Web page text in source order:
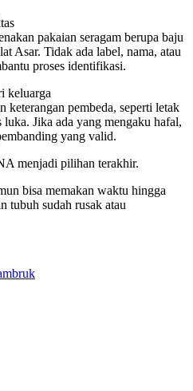
pakaian seragam berupa baju
Asar. Tidak ada label, nama, atau
proses identifikasi.
keluarga
keterangan pembeda, seperti letak
Jika ada yang mengaku hafal,
yang valid.
menjadi pilihan terakhir.
bisa memakan waktu hingga
tubuh sudah rusak atau